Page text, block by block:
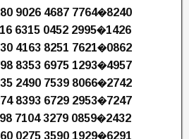
9026 4687 7764�8240
6315 0452 2995�1426
4163 8251 7621�0862
8353 6975 1293�4957
2490 7539 8066�2742
8393 6729 2953�7247
7104 3279 0859�2432
0275 3590 1929�6291